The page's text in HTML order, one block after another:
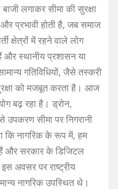
लगाकर सीमा की सुरक्षा
प्रभावी होती है, जब समाज
क्षेत्रों में रहने वाले लोग
और स्थानीय प्रशासन या
गतिविधियों, जैसे तस्करी
को मजबूत करता है। आज
बढ़ रहा है। ड्रोन,
उपकरण सीमा पर निगरानी
कि नागरिक के रूप में, हम
और सरकार के डिजिटल
अवसर पर राष्ट्रीय
नागरिक उपस्थित थे।